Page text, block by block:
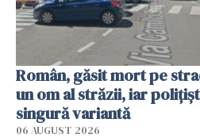
Român, găsit mort pe
un om al străzii, iar
singură variantă
06 AUGUST 2026